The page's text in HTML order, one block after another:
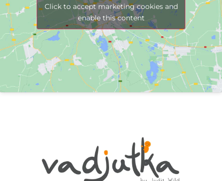
Click to accept marketing cookies and
enable this content